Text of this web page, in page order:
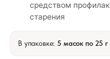
средством
старения
В упаковке: 5 масок по 25 г